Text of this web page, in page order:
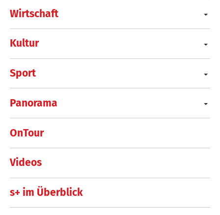
Wirtschaft
Kultur
Sport
Panorama
OnTour
Videos
s+ im Überblick